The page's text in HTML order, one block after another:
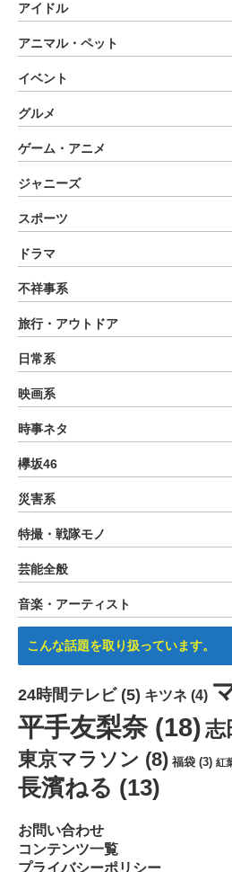
アイドル
アニマル・ペット
イベント
グルメ
ゲーム・アニメ
ジャニーズ
スポーツ
ドラマ
不祥事系
旅行・アウトドア
日常系
映画系
時事ネタ
欅坂46
災害系
特撮・戦隊モノ
芸能全般
音楽・アーティスト
こんな話題を取り扱っています。
24時間テレビ(5) キツネ (4)
平手友梨奈(18)志
東京マラソン (8) 福袋 (3) 紅
長濱ねる (13)
お問い合わせ
コンテンツ一覧
プライバシーポリシー